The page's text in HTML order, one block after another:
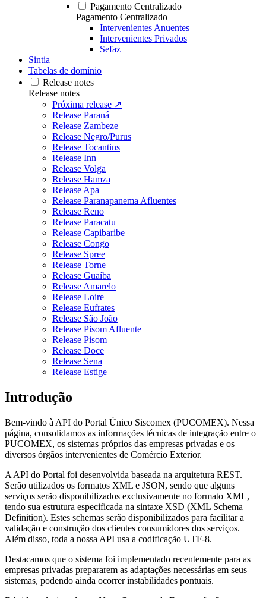
Pagamento Centralizado
Pagamento Centralizado
Intervenientes Anuentes
Intervenientes Privados
Sefaz
Sintia
Tabelas de domínio
Release notes
Release notes
Próxima release ↗
Release Paraná
Release Zambeze
Release Negro/Purus
Release Tocantins
Release Inn
Release Volga
Release Hamza
Release Apa
Release Paranapanema Afluentes
Release Reno
Release Paracatu
Release Capibaribe
Release Congo
Release Spree
Release Torne
Release Guaíba
Release Amarelo
Release Loire
Release Eufrates
Release São João
Release Pisom Afluente
Release Pisom
Release Doce
Release Sena
Release Estige
Introdução
Bem-vindo à API do Portal Único Siscomex (PUCOMEX). Nessa
página, consolidamos as informações técnicas de integração entre o
PUCOMEX, os sistemas próprios das empresas privadas e os
diversos órgãos intervenientes de Comércio Exterior.
A API do Portal foi desenvolvida baseada na arquitetura REST.
Serão utilizados os formatos XML e JSON, sendo que alguns
serviços serão disponibilizados exclusivamente no formato XML,
tendo sua estrutura especificada na sintaxe XSD (XML Schema
Definition). Estes schemas serão disponibilizados para facilitar a
validação e construção dos clientes consumidores dos serviços.
Além disso, toda a nossa API usa a codificação UTF-8.
Destacamos que o sistema foi implementado recentemente para as
empresas privadas prepararem as adaptações necessárias em seus
sistemas, podendo ainda ocorrer instabilidades pontuais.